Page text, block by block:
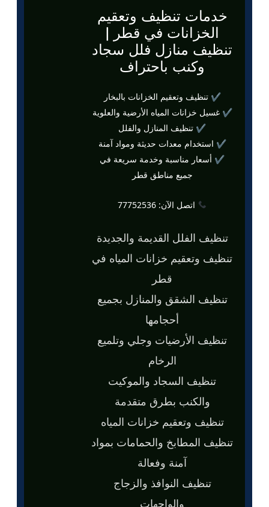
خدمات تنظيف وتعقيم
الخزانات في قطر |
تنظيف منازل فلل سجاد
وكنب باحتراف
✔ تنظيف وتعقيم الخزانات بالبخار
✔ غسيل خزانات المياه الأرضية والعلوية
✔ تنظيف المنازل والفلل
✔ استخدام معدات حديثة ومواد آمنة
✔ أسعار مناسبة وخدمة سريعة في
جميع مناطق قطر
اتصل الآن: 77752536
تنظيف الفلل القديمة والجديدة
تنظيف وتعقيم خزانات المياه في
قطر
تنظيف الشقق والمنازل بجميع
أحجامها
تنظيف الأرضيات وجلي وتلميع
الرخام
تنظيف السجاد والموكيت
والكنب بطرق متقدمة
تنظيف وتعقيم خزانات المياه
تنظيف المطابخ والحمامات بمواد
آمنة وفعالة
تنظيف النوافذ والزجاج
والواجهات